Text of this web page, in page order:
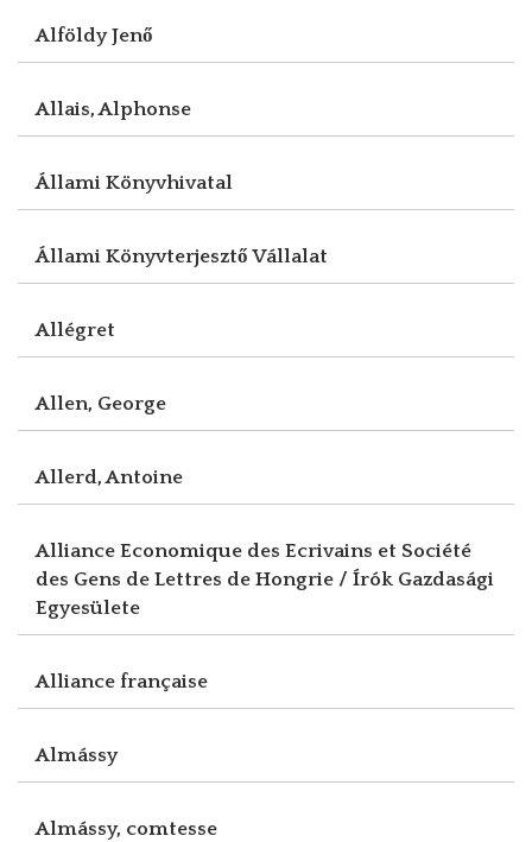
Alföldy Jenő
Allais, Alphonse
Állami Könyvhivatal
Állami Könyvterjesztő Vállalat
Allégret
Allen, George
Allerd, Antoine
Alliance Economique des Ecrivains et Société
des Gens de Lettres de Hongrie / Írók Gazdasági
Egyesülete
Alliance française
Almássy
Almássy, comtesse